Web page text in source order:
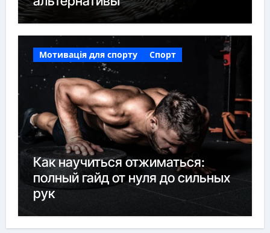
Мотивація для спорту Спорт
Как научиться отжиматься:
полный гайд от нуля до сильных
рук